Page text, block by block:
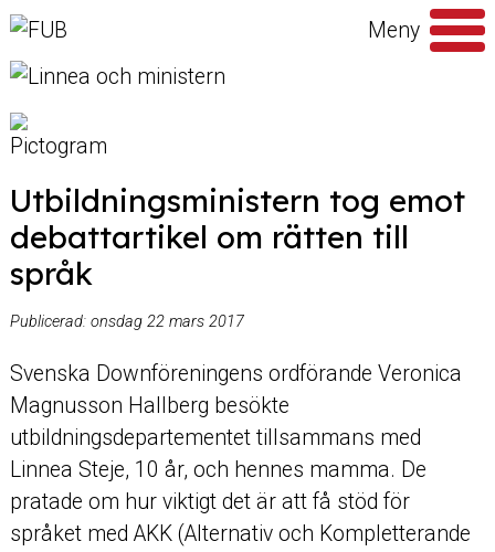
Hoppa till innehåll
Meny
efter
Utbildningsministern tog emot
debattartikel om rätten till
språk
Publicerad: onsdag 22 mars 2017
Svenska Downföreningens ordförande Veronica
Magnusson Hallberg besökte
utbildningsdepartementet tillsammans med
Linnea Steje, 10 år, och hennes mamma. De
pratade om hur viktigt det är att få stöd för
språket med AKK (Alternativ och Kompletterande